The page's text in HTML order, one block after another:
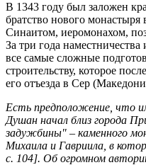
В 1343 году был заложен
братство нового
Синаитом, иеромонахом,
За три года
все самые сложные
строительству, которое
его отъезда в Сер
Есть предположение, что
Душан начал близ города
задужбины" – каменного
Михаила и Гавриила, в
с. 104]. Об огромном